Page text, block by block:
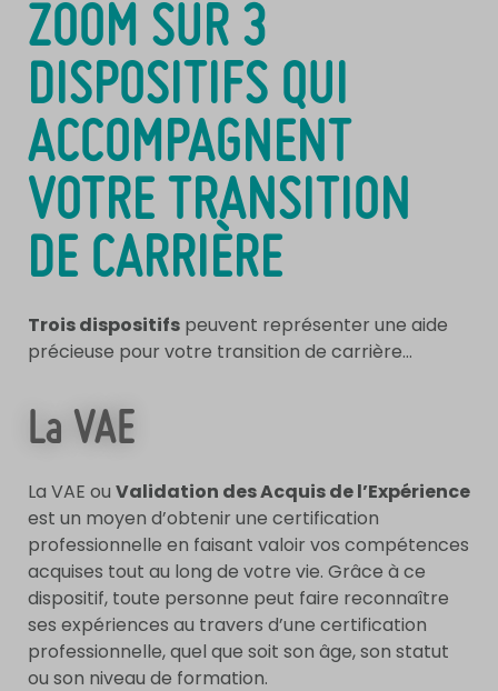
ZOOM SUR 3
DISPOSITIFS QUI
ACCOMPAGNENT
VOTRE TRANSITION
DE CARRIÈRE
Trois dispositifs peuvent représenter une aide
précieuse pour votre transition de carrière…
La VAE
La VAE ou Validation des Acquis de l’Expérience
est un moyen d’obtenir une certification
professionnelle en faisant valoir vos compétences
acquises tout au long de votre vie. Grâce à ce
dispositif, toute personne peut faire reconnaître
ses expériences au travers d’une certification
professionnelle, quel que soit son âge, son statut
ou son niveau de formation.